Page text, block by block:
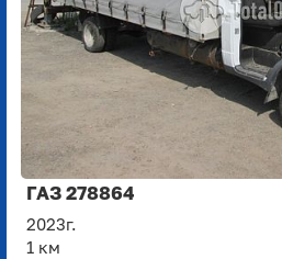
ГАЗ 278864
2023г.
1 км